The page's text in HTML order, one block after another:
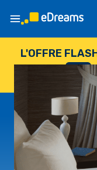
L'OFFRE
--
JOURS
: